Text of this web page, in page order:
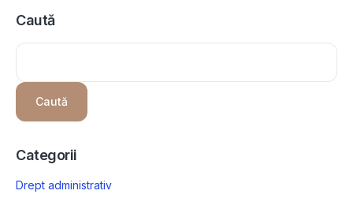
Caută
Caută
Categorii
Drept administrativ